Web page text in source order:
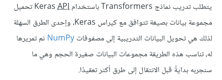
يتطلب تدريب نماذج Transformers باستخدام Keras API
تحميل
مجموعة بيانات بصيغة تتوافق مع كيراس Keras، وإحدى الطرق السهلة
لذلك هي تحويل البيانات التدريبية إلى مصفوفاتNumPy ثم تمريرها
له، تناسب هذه الطريقة مجموعات البيانات صغيرة الحجم وهي ما
سنجربه بدايةً قبل الانتقال إلى طرق أكثر تعقيدًا.